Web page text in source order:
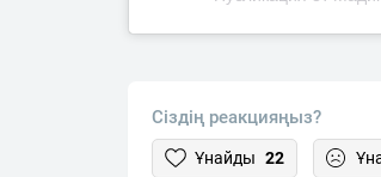
Сіздің реакцияңыз?
Ұнайды 22